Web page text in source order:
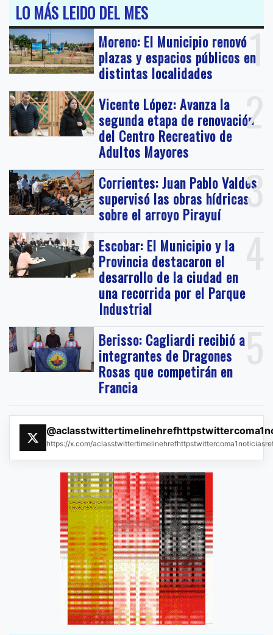
LO MÁS LEIDO DEL MES
1
Moreno: El Municipio renovó
plazas y espacios públicos en
distintas localidades
2
Vicente López: Avanza la
segunda etapa de renovación
del Centro Recreativo de
Adultos Mayores
3
Corrientes: Juan Pablo Valdés
supervisó las obras hídricas
sobre el arroyo Pirayuí
4
Escobar: El Municipio y la
Provincia destacaron el
desarrollo de la ciudad en
una recorrida por el Parque
Industrial
5
Berisso: Cagliardi recibió a
integrantes de Dragones
Rosas que competirán en
Francia
https://x.com/